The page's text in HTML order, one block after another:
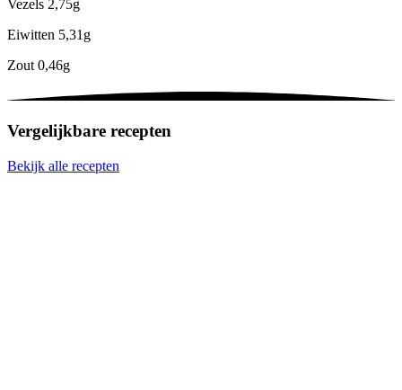
Vezels 2,75g
Eiwitten 5,31g
Zout 0,46g
Vergelijkbare recepten
Bekijk alle recepten